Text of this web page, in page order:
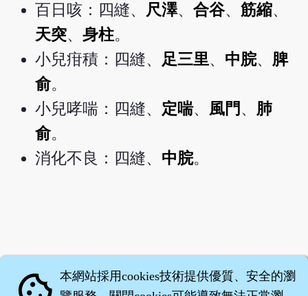
百日咳：四縫、 尺澤、合谷、筋縮、
天突、身柱。
小兒疳積：四縫、 足三里、 中脘、 脾
俞。
小兒哮喘：四縫、 定喘、 風門 、 肺
俞。
消化不良：四縫、 中脘。
本網站採用cookies技術提供優質、安全的瀏